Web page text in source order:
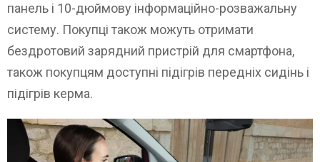
панель і 10-дюймову інформаційно-розважальну
систему. Покупці також можуть отримати
бездротовий зарядний пристрій для смартфона,
також покупцям доступні підігрів передніх сидінь і
підігрів керма.